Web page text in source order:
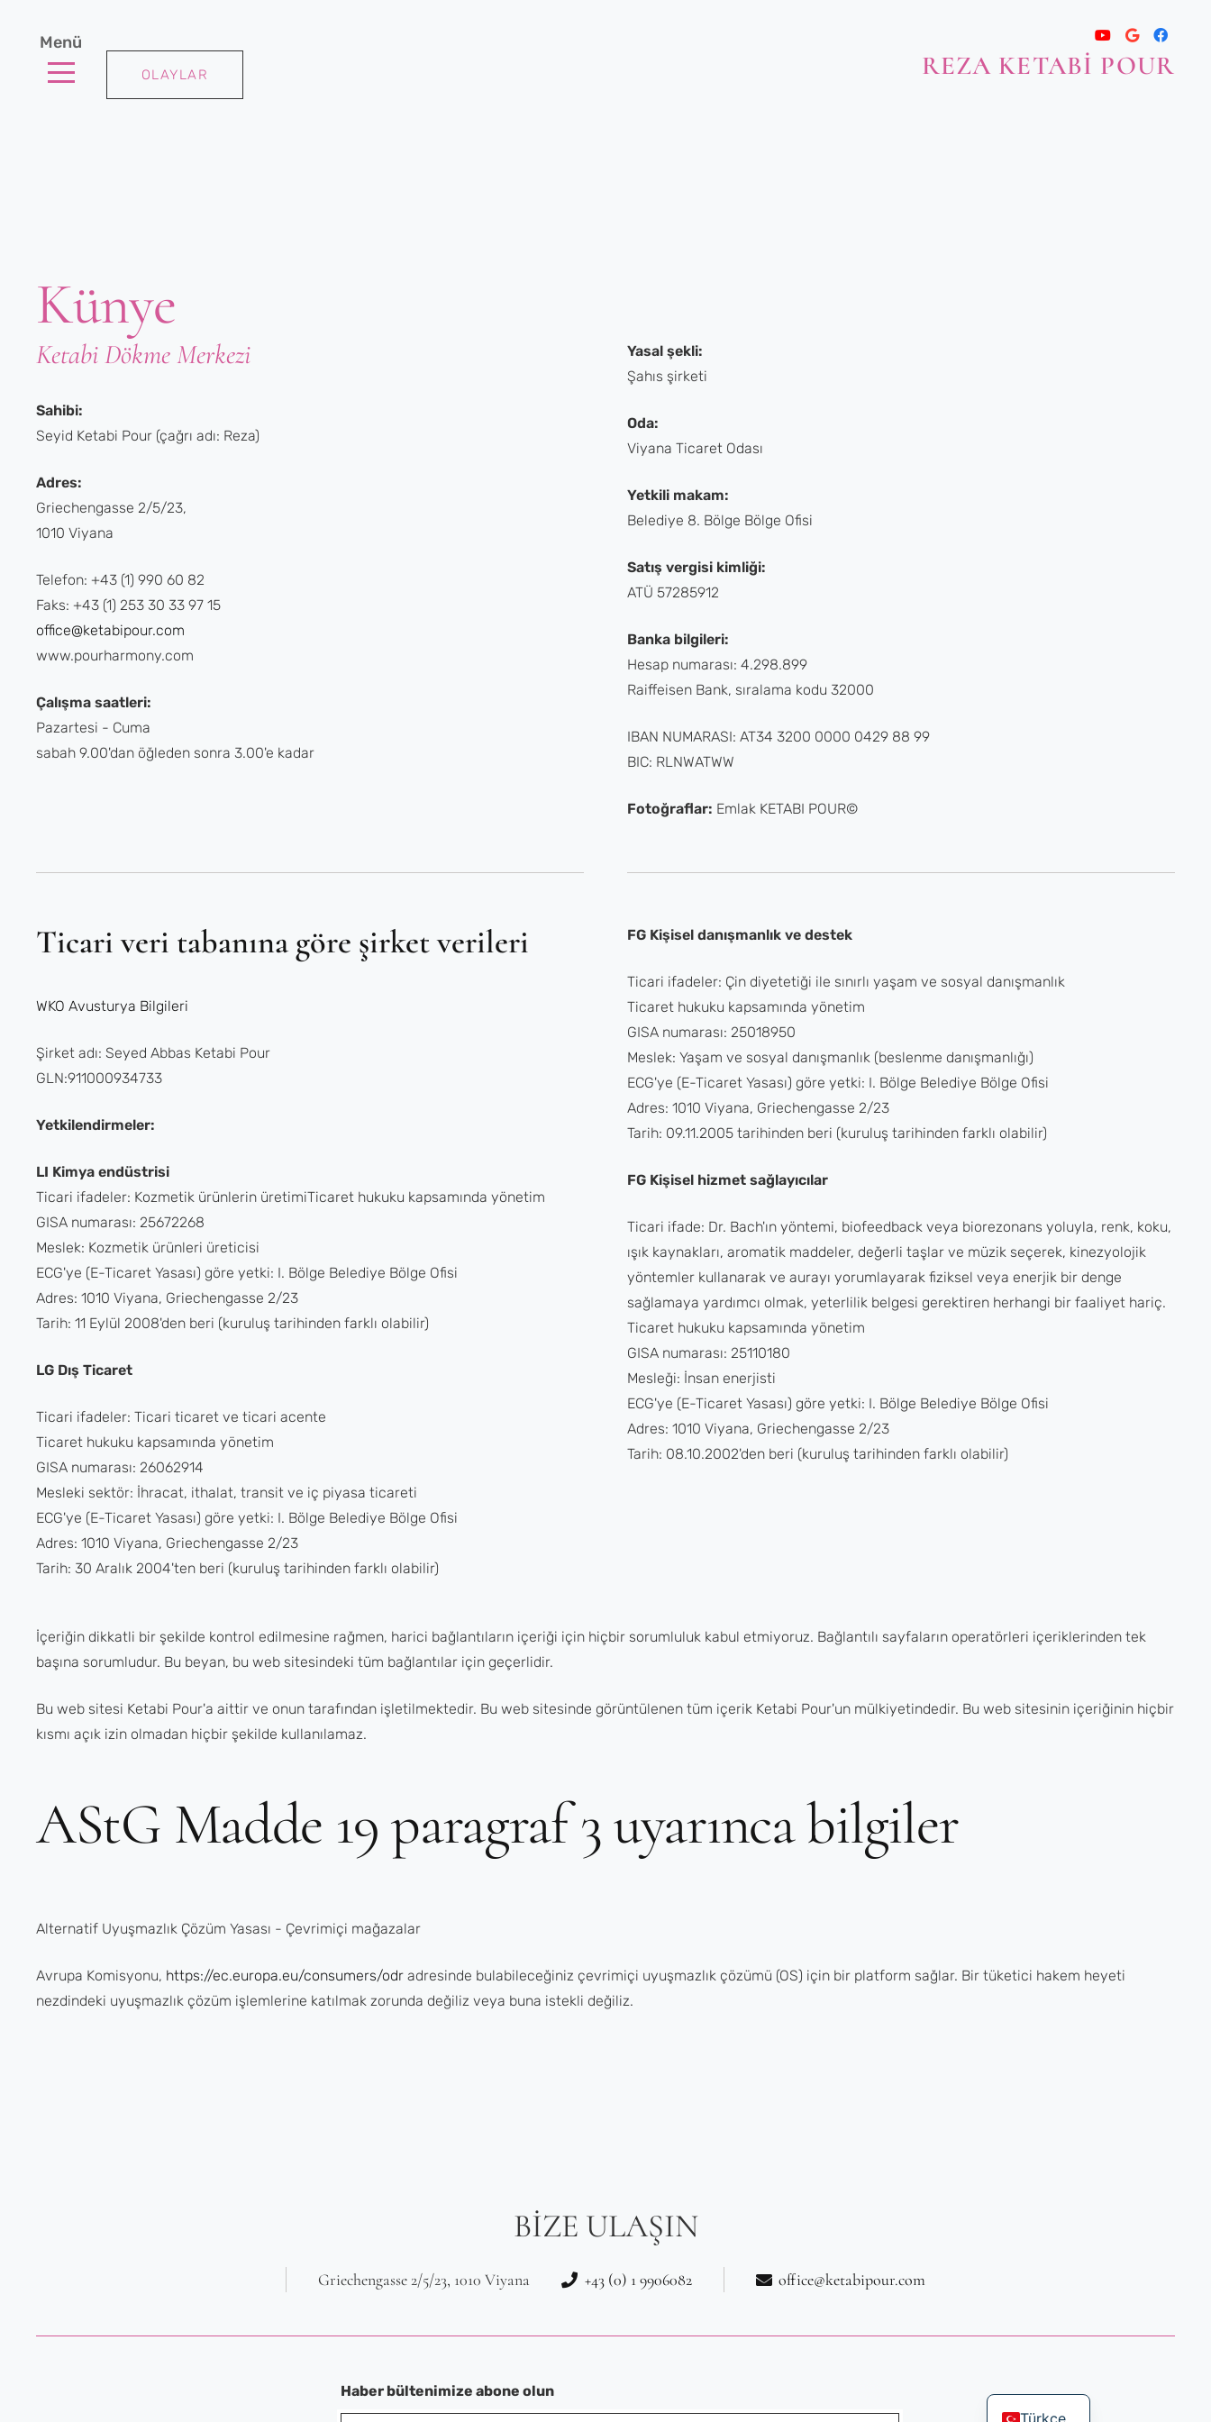
Menü
OLAYLAR REZA KETABI POUR
Künye
Ketabi Dökme Merkezi
Sahibi:
Seyid Ketabi Pour (çağrı adı: Reza)
Adres:
Griechengasse 2/5/23,
1010 Viyana
Telefon: +43 (1) 990 60 82
Faks: +43 (1) 253 30 33 97 15
office@ketabipour.com
www.pourharmony.com
Çalışma saatleri:
Pazartesi - Cuma
sabah 9.00'dan öğleden sonra 3.00'e kadar
Yasal şekli:
Şahıs şirketi
Oda:
Viyana Ticaret Odası
Yetkili makam:
Belediye 8. Bölge Bölge Ofisi
Satış vergisi kimliği:
ATÜ 57285912
Banka bilgileri:
Hesap numarası: 4.298.899
Raiffeisen Bank, sıralama kodu 32000
IBAN NUMARASI: AT34 3200 0000 0429 88 99
BIC: RLNWATWW
Fotoğraflar: Emlak KETABI POUR©
Ticari veri tabanına göre şirket verileri
WKO Avusturya Bilgileri
Şirket adı: Seyed Abbas Ketabi Pour
GLN:911000934733
Yetkilendirmeler:
LI Kimya endüstrisi
Ticari ifadeler: Kozmetik ürünlerin üretimiTicaret hukuku kapsamında yönetim
GISA numarası: 25672268
Meslek: Kozmetik ürünleri üreticisi
ECG'ye (E-Ticaret Yasası) göre yetki: I. Bölge Belediye Bölge Ofisi
Adres: 1010 Viyana, Griechengasse 2/23
Tarih: 11 Eylül 2008'den beri (kuruluş tarihinden farklı olabilir)
LG Dış Ticaret
Ticari ifadeler: Ticari ticaret ve ticari acente
Ticaret hukuku kapsamında yönetim
GISA numarası: 26062914
Mesleki sektör: İhracat, ithalat, transit ve iç piyasa ticareti
ECG'ye (E-Ticaret Yasası) göre yetki: I. Bölge Belediye Bölge Ofisi
Adres: 1010 Viyana, Griechengasse 2/23
Tarih: 30 Aralık 2004'ten beri (kuruluş tarihinden farklı olabilir)
FG Kişisel danışmanlık ve destek
Ticari ifadeler: Çin diyetetiği ile sınırlı yaşam ve sosyal danışmanlık
Ticaret hukuku kapsamında yönetim
GISA numarası: 25018950
Meslek: Yaşam ve sosyal danışmanlık (beslenme danışmanlığı)
ECG'ye (E-Ticaret Yasası) göre yetki: I. Bölge Belediye Bölge Ofisi
Adres: 1010 Viyana, Griechengasse 2/23
Tarih: 09.11.2005 tarihinden beri (kuruluş tarihinden farklı olabilir)
FG Kişisel hizmet sağlayıcılar
Ticari ifade: Dr. Bach'ın yöntemi, biofeedback veya biorezonans yoluyla, renk, koku,
ışık kaynakları, aromatik maddeler, değerli taşlar ve müzik seçerek, kinezyolojik
yöntemler kullanarak ve aurayı yorumlayarak fiziksel veya enerjik bir denge
sağlamaya yardımcı olmak, yeterlilik belgesi gerektiren herhangi bir faaliyet hariç.
Ticaret hukuku kapsamında yönetim
GISA numarası: 25110180
Mesleği: İnsan enerjisti
ECG'ye (E-Ticaret Yasası) göre yetki: I. Bölge Belediye Bölge Ofisi
Adres: 1010 Viyana, Griechengasse 2/23
Tarih: 08.10.2002'den beri (kuruluş tarihinden farklı olabilir)
İçeriğin dikkatli bir şekilde kontrol edilmesine rağmen, harici bağlantıların içeriği için hiçbir sorumluluk kabul etmiyoruz. Bağlantılı sayfaların operatörleri içeriklerinden tek
başına sorumludur. Bu beyan, bu web sitesindeki tüm bağlantılar için geçerlidir.
Bu web sitesi Ketabi Pour'a aittir ve onun tarafından işletilmektedir. Bu web sitesinde görüntülenen tüm içerik Ketabi Pour'un mülkiyetindedir. Bu web sitesinin içeriğinin hiçbir
kısmı açık izin olmadan hiçbir şekilde kullanılamaz.
AStG Madde 19 paragraf 3 uyarınca bilgiler
Alternatif Uyuşmazlık Çözüm Yasası - Çevrimiçi mağazalar
Avrupa Komisyonu, https://ec.europa.eu/consumers/odr adresinde bulabileceğiniz çevrimiçi uyuşmazlık çözümü (OS) için bir platform sağlar. Bir tüketici hakem heyeti
nezdindeki uyuşmazlık çözüm işlemlerine katılmak zorunda değiliz veya buna istekli değiliz.
BIZE ULAŞIN
Griechengasse 2/5/23, 1010 Viyana +43 (0) 1 9906082 office@ketabipour.com
Haber bültenimize abone olun
Türkçe